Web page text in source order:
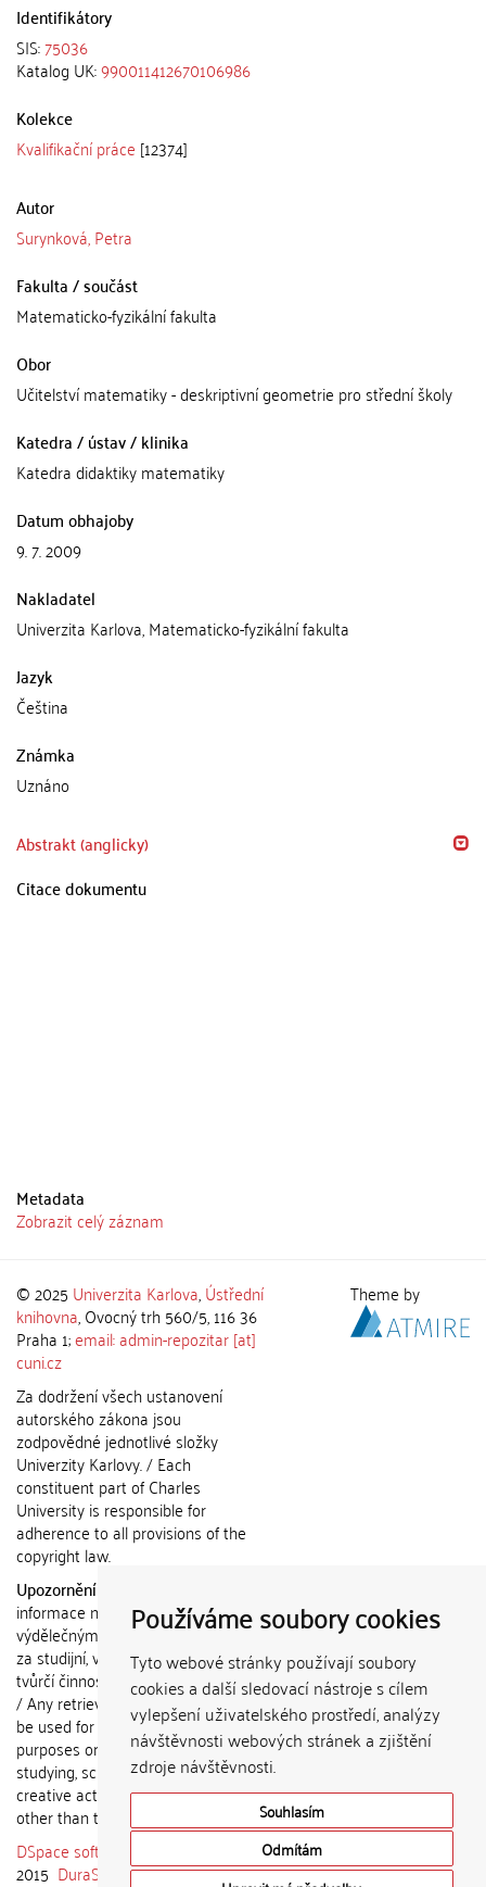
Používáme soubory cookies
Tyto webové stránky používají soubory
cookies a další sledovací nástroje s cílem
vylepšení uživatelského prostředí, analýzy
návštěvnosti webových stránek a zjištění
zdroje návštěvnosti.
Souhlasím
Odmítám
Identifikátory
SIS:75036
Katalog UK:990011412670106986
Kolekce
Kvalifikační práce [12374]
Autor
Surynková, Petra
Fakulta / součást
Matematicko-fyzikální fakulta
Obor
Učitelství matematiky - deskriptivní geometrie pro střední školy
Katedra / ústav / klinika
Katedra didaktiky matematiky
Datum obhajoby
9. 7. 2009
Nakladatel
Univerzita Karlova, Matematicko-fyzikální fakulta
Jazyk
Čeština
Známka
Uznáno
Abstrakt (anglicky)
Citace dokumentu
Metadata
Zobrazit celý záznam
© 2025 Univerzita Karlova,Ústřední
knihovna, Ovocný trh 560/5, 116 36
Praha 1;email: admin-repozitar [at]
cuni.cz
Za dodržení všech ustanovení
autorského zákona jsou
zodpovědné jednotlivé složky
Univerzity Karlovy. / Each
constituent part of Charles
University is responsible for
adherence to all provisions of the
copyright law.
Upozornění / Notice:
informace nemohou být použity k
výdělečným účelům nebo vydávány
za studijní, vědeckou nebo jinou
tvůrčí činnost jiné osoby než autora.
/ Any retrieved information shall not
be used for any commercial
purposes or claimed as results of
studying, scientific or any other
creative activities of any person
other than the author.
DSpace software
copyright © 2002-
2015 DuraSpace
Theme by